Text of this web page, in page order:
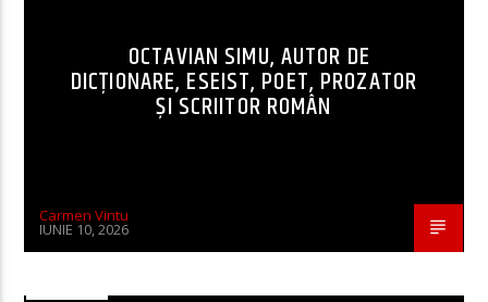
OCTAVIAN SIMU, AUTOR DE
DICȚIONARE, ESEIST, POET, PROZATOR
ȘI SCRIITOR ROMÂN
Carmen Vintu
IUNIE 10, 2026